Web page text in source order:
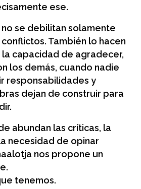
ese.
se debilitan solamente
También lo hacen
capacidad de agradecer,
los demás, cuando nadie
responsabilidades y
dejan de construir para
abundan las críticas, la
necesidad de opinar
nos propone un
tenemos.